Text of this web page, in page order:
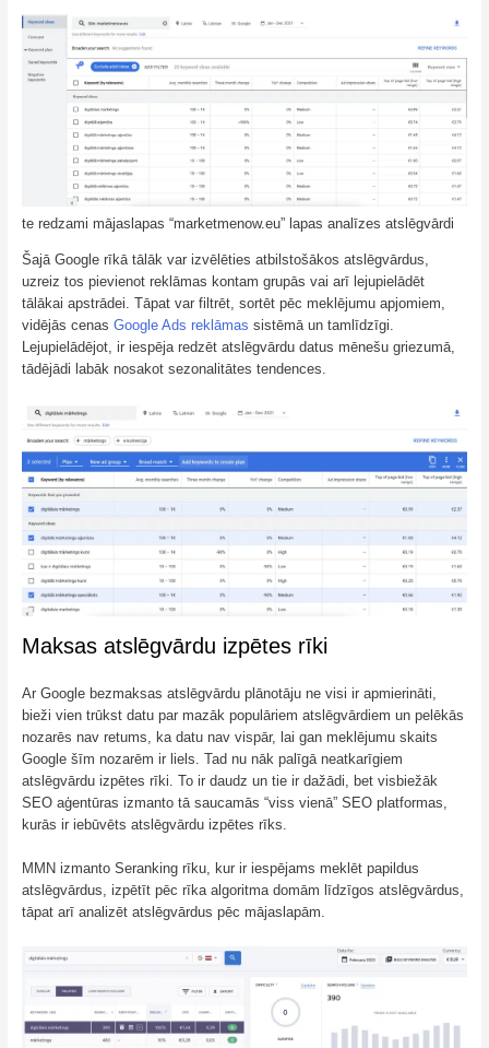
te redzami mājaslapas “marketmenow.eu” lapas analīzes atslēgvārdi
Šajā Google rīkā tālāk var izvēlēties atbilstošākos atslēgvārdus,
uzreiz tos pievienot reklāmas kontam grupās vai arī lejupielādēt
tālākai apstrādei. Tāpat var filtrēt, sortēt pēc meklējumu apjomiem,
vidējās cenas Google Ads reklāmas sistēmā un tamlīdzīgi.
Lejupielādējot, ir iespēja redzēt atslēgvārdu datus mēnešu griezumā,
tādējādi labāk nosakot sezonalitātes tendences.
Maksas atslēgvārdu izpētes rīki
Ar Google bezmaksas atslēgvārdu plānotāju ne visi ir apmierināti,
bieži vien trūkst datu par mazāk populāriem atslēgvārdiem un pelēkās
nozarēs nav retums, ka datu nav vispār, lai gan meklējumu skaits
Google šīm nozarēm ir liels. Tad nu nāk palīgā neatkarīgiem
atslēgvārdu izpētes rīki. To ir daudz un tie ir dažādi, bet visbiežāk
SEO aģentūras izmanto tā saucamās “viss vienā” SEO platformas,
kurās ir iebūvēts atslēgvārdu izpētes rīks.
MMN izmanto Seranking rīku, kur ir iespējams meklēt papildus
atslēgvārdus, izpētīt pēc rīka algoritma domām līdzīgos atslēgvārdus,
tāpat arī analizēt atslēgvārdus pēc mājaslapām.